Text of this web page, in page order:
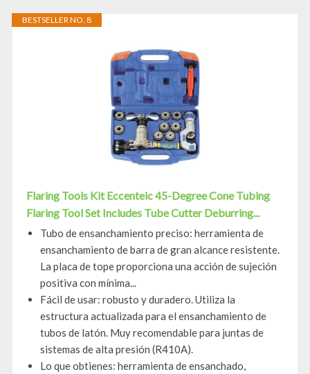
BESTSELLER NO. 8
Flaring Tools Kit Eccenteic 45-Degree Cone Tubing
Flaring Tool Set Includes Tube Cutter Deburring...
Tubo de ensanchamiento preciso: herramienta de
ensanchamiento de barra de gran alcance resistente.
La placa de tope proporciona una acción de sujeción
positiva con mínima...
Fácil de usar: robusto y duradero. Utiliza la
estructura actualizada para el ensanchamiento de
tubos de latón. Muy recomendable para juntas de
sistemas de alta presión (R410A).
Lo que obtienes: herramienta de ensanchado,